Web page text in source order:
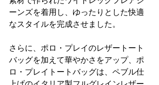
ーンズを着用し、ゆったりとした快適
なスタイルを完成させました。
さらに、ポロ・プレイのレザートート
バッグを加えて華やかさをアップ、ポ
ロ・プレイトートバッグは、ペブル仕